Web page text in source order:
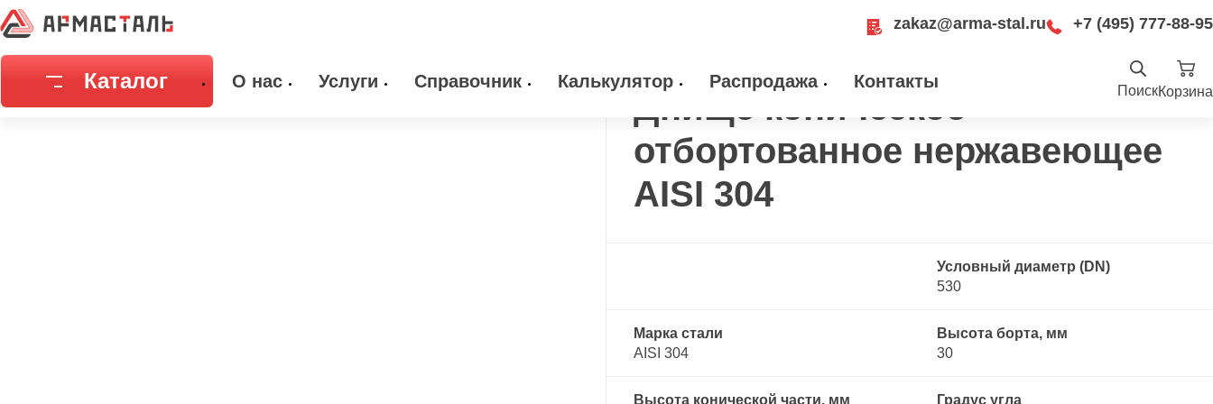
zakaz@arma-stal.ru +7 (495) 777-88-95
Каталог
Камлоки
О нас Услуги Справочник Калькулятор Распродажа Контакты
zakaz@arma-stal.ru
info@arma-stal.ru
Москва, Рязанский проспект, д. 8А, стр
ПоискКорзина
Главная Каталог Емкостное оборудование Днище коническое отбортованное нержавеющее AISI 304
Днище коническое
отбортованное нержавеющее
AISI 304
Условный диаметр (DN)
530
Марка стали
AISI 304
Высота борта, мм
30
Высота конической части, мм Градус угла